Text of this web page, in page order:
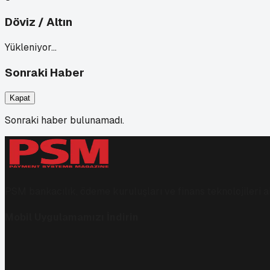
Döviz / Altın
Yükleniyor…
Sonraki Haber
Kapat
Sonraki haber bulunamadı.